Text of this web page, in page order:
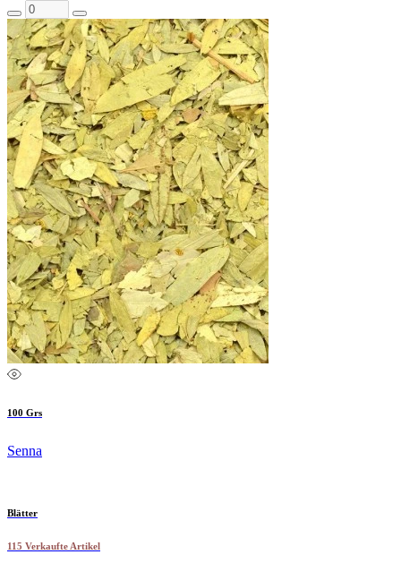
100 Grs
Senna
Blätter
115 Verkaufte Artikel